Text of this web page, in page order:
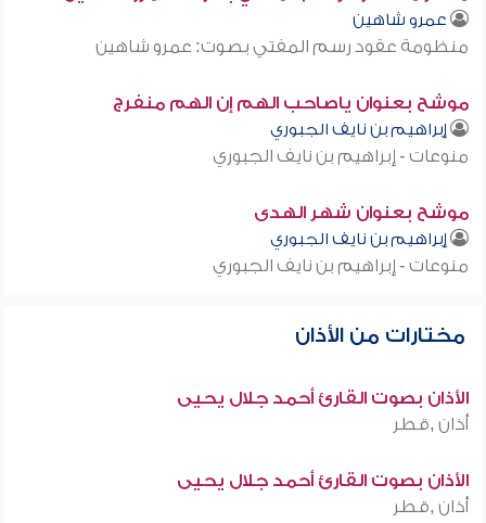
عمرو شاهين
منظومة عقود رسم المفتي بصوت: عمرو شاهين
موشح بعنوان ياصاحب الهم إن الهم منفرج
إبراهيم بن نايف الجبوري
منوعات - إبراهيم بن نايف الجبوري
موشح بعنوان شهر الهدى
إبراهيم بن نايف الجبوري
منوعات - إبراهيم بن نايف الجبوري
مختارات من الأذان
الأذان بصوت القارئ أحمد جلال يحيى
أذان ,قطر
الأذان بصوت القارئ أحمد جلال يحيى
أذان ,قطر